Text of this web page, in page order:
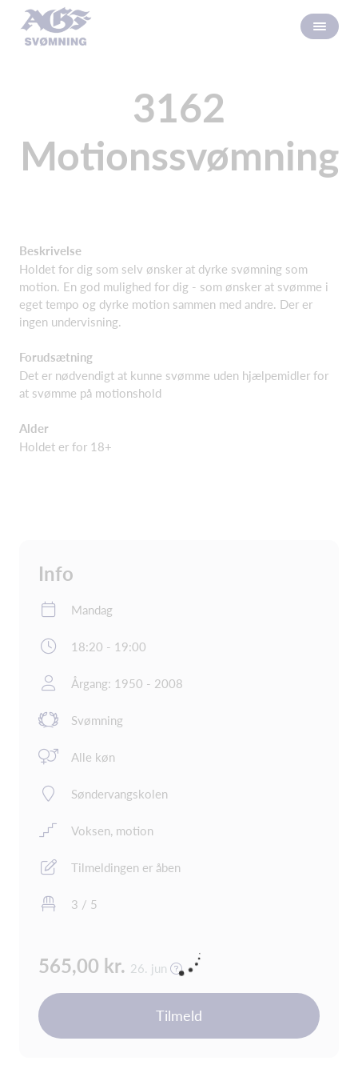
3162
Motionssvømning
Beskrivelse
Holdet for dig som selv ønsker at dyrke svømning som
motion. En god mulighed for dig - som ønsker at svømme i
eget tempo og dyrke motion sammen med andre. Der er
ingen undervisning.
Forudsætning
Det er nødvendigt at kunne svømme uden hjælpemidler for
at svømme på motionshold
Alder
Holdet er for 18+
Info
Mandag
18:20 - 19:00
Årgang: 1950 - 2008
Svømning
Alle køn
Søndervangskolen
Voksen, motion
Tilmeldingen er åben
3 / 5
565,00 kr. 26. jun
Tilmeld